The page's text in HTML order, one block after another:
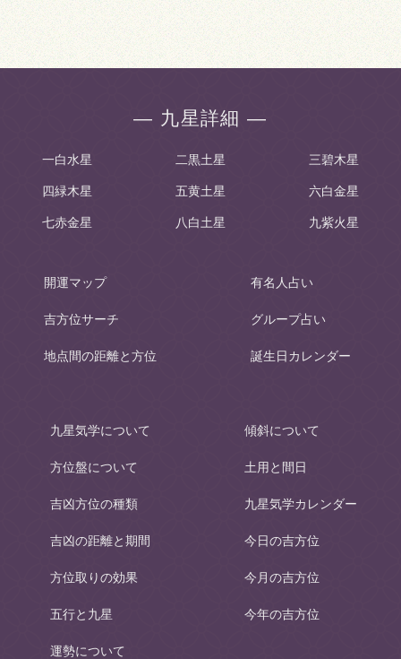
― 九星詳細 ―
一白水星 二黒土星 三碧木星
四緑木星 五黄土星 六白金星
七赤金星 八白土星 九紫火星
開運マップ
吉方位サーチ
地点間の距離と方位
有名人占い
グループ占い
誕生日カレンダー
九星気学について
方位盤について
吉凶方位の種類
吉凶の距離と期間
方位取りの効果
五行と九星
運勢について
傾斜について
土用と間日
九星気学カレンダー
今日の吉方位
今月の吉方位
今年の吉方位